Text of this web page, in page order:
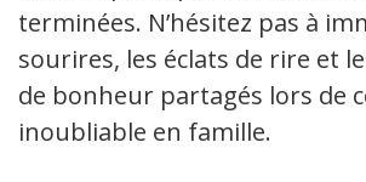
terminées. N’hésitez pas à
sourires, les éclats de rire et
de bonheur partagés lors de
inoubliable en famille.